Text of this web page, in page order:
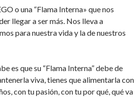
o una “Flama Interna» que nos
llegar a ser más. Nos lleva a
para nuestra vida y la de nuestros
es que su “Flama Interna” debe de
viva, tienes que alimentarla con
con tu pasión, con tu por qué, qué va